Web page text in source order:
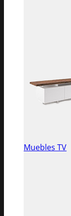
Muebles TV